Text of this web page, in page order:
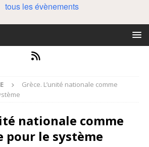
tous les évènements
Grèce. L’unité nationale comme
nationale comme
pour le système